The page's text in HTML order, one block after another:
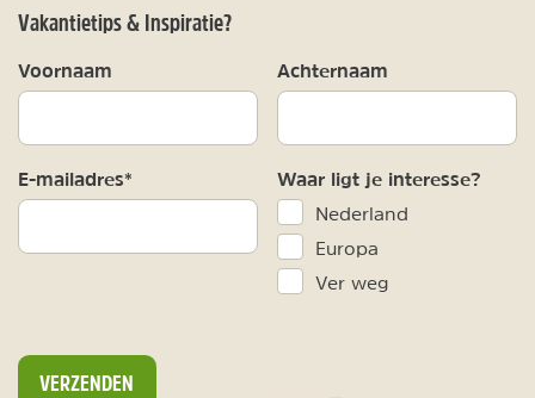
Vakantietips & Inspiratie?
Voornaam Achternaam
E-mailadres* Waar ligt je interesse?
Nederland
Europa
Ver weg
VERZENDEN